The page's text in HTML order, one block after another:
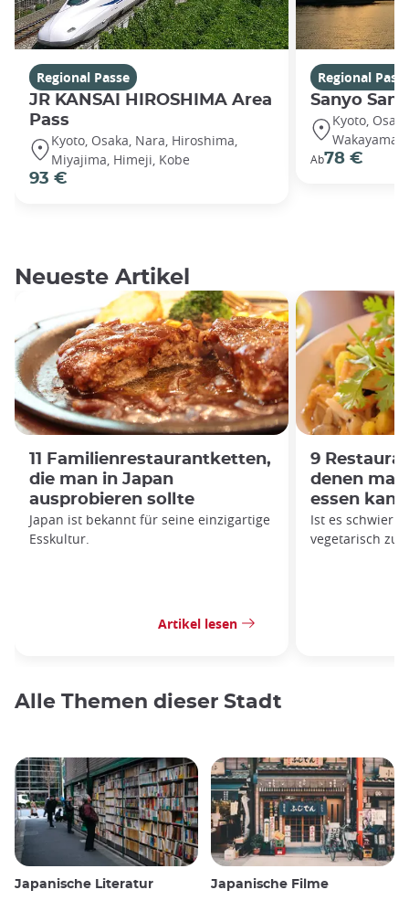
Regional Passe
JR KANSAI HIROSHIMA Area
Pass
Kyoto, Osaka, Nara, Hiroshima,
Miyajima, Himeji, Kobe
93 €
Regional
Sanyo
Kyoto,
Wakayama...
Ab78 €
Neueste Artikel
11 Familienrestaurantketten,
die man in Japan
ausprobieren sollte
Japan ist bekannt für seine einzigartige
Esskultur.
Artikel lesen
9
denen
essen kann
Ist es
vegetarisch zu
Alle Themen dieser Stadt
Japanische Literatur Japanische Filme